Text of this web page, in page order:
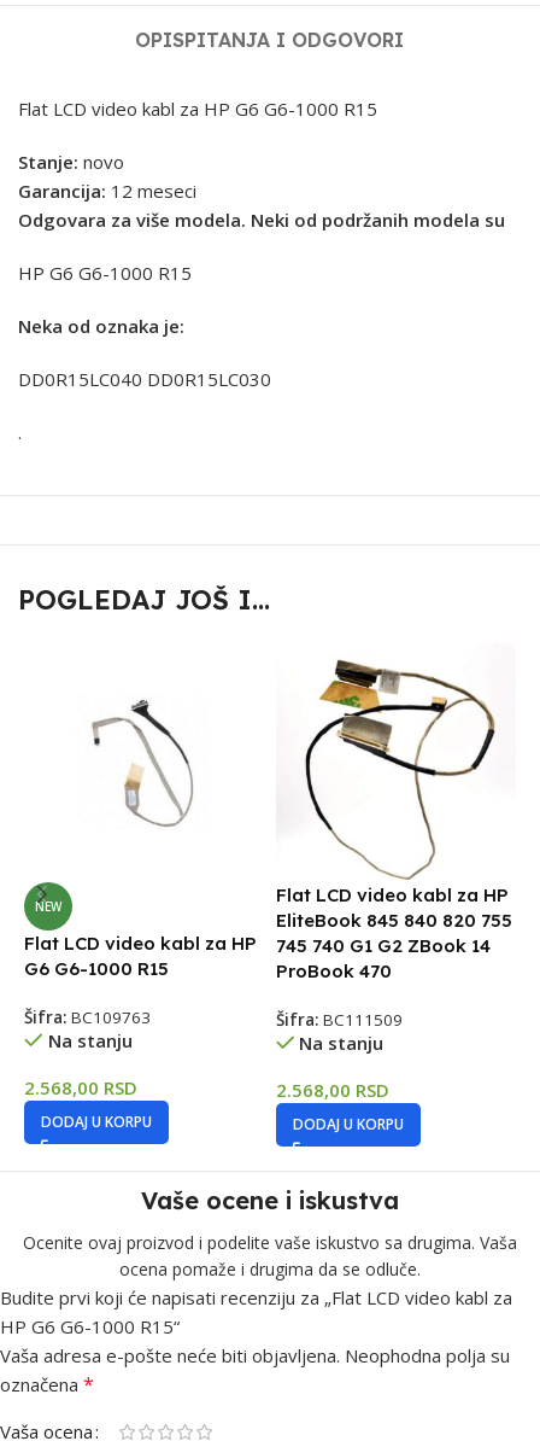
OPISPITANJA I ODGOVORI
Flat LCD video kabl za HP G6 G6-1000 R15
Stanje: novo
Garancija: 12 meseci
Odgovara za više modela. Neki od podržanih modela su
HP G6 G6-1000 R15
Neka od oznaka je:
DD0R15LC040 DD0R15LC030
.
POGLEDAJ JOŠ I...
NEW
Flat LCD video kabl za HP
G6 G6-1000 R15
Šifra: BC109763
Na stanju
2.568,00 RSD
DODAJ U KORPU
Flat LCD video kabl za HP
EliteBook 845 840 820 755
745 740 G1 G2 ZBook 14
ProBook 470
Šifra: BC111509
Na stanju
2.568,00 RSD
DODAJ U KORPU
Vaše ocene i iskustva
Ocenite ovaj proizvod i podelite vaše iskustvo sa drugima. Vaša
ocena pomaže i drugima da se odluče.
Budite prvi koji će napisati recenziju za „Flat LCD video kabl za
HP G6 G6-1000 R15“
Vaša adresa e-pošte neće biti objavljena. Neophodna polja su
označena *
Vaša ocena